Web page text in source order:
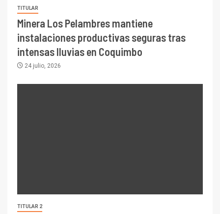
TITULAR
Minera Los Pelambres mantiene
instalaciones productivas seguras tras
intensas lluvias en Coquimbo
24 julio, 2026
TITULAR 2